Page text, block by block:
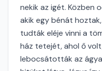
nekik az igét. Közben
akik egy bénát
tudták eléje vinni a
ház tetejét, ahol ő
lebocsátották az